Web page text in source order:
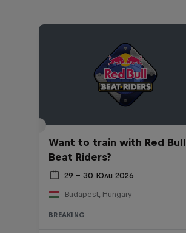
Want to train with Red Bull
Beat Riders?
29 – 30 Юли 2026
Budapest, Hungary
BREAKING